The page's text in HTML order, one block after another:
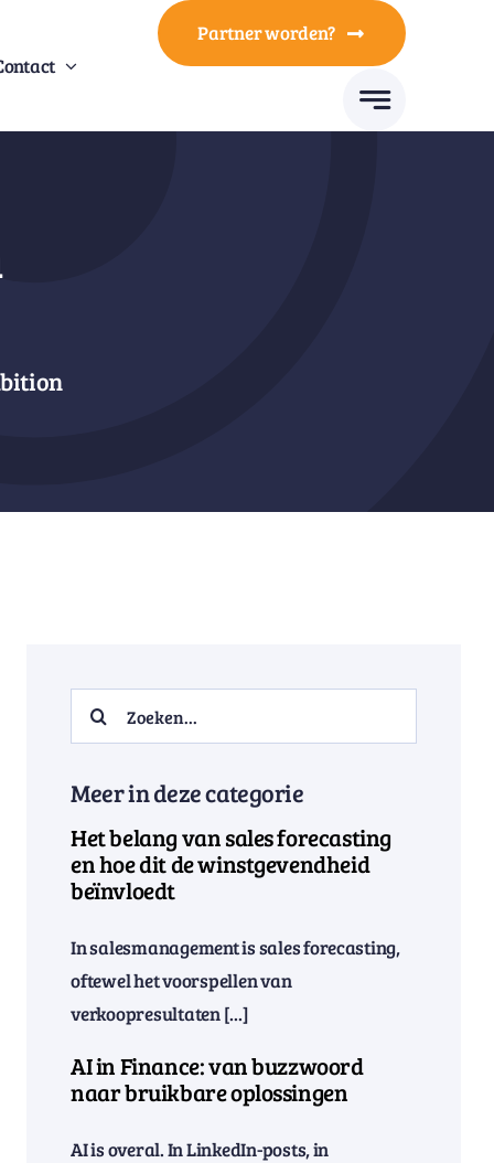
Partner worden?
Search
for:
Meer in deze categorie
Het belang van sales forecasting
en hoe dit de winstgevendheid
beïnvloedt
In salesmanagement is sales forecasting,
oftewel het voorspellen van
verkoopresultaten [...]
AI in Finance: van buzzwoord
naar bruikbare oplossingen
AI is overal. In LinkedIn-posts, in